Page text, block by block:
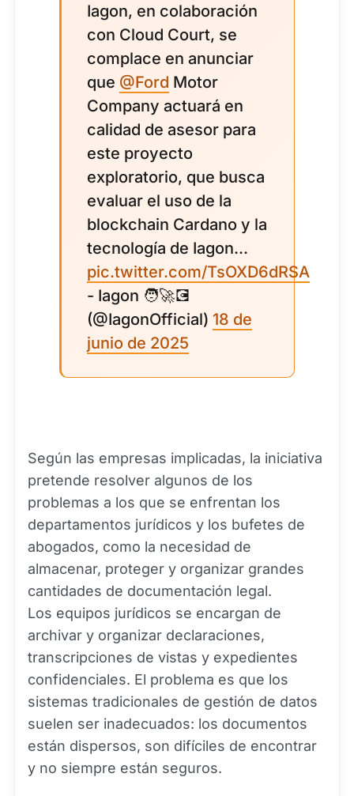
Iagon, en colaboración
con Cloud Court, se
complace en anunciar
que @Ford Motor
Company actuará en
calidad de asesor para
este proyecto
exploratorio, que busca
evaluar el uso de la
blockchain Cardano y la
tecnología de Iagon...
pic.twitter.com/TsOXD6dRSA
- Iagon 🧑‍🚀💽
(@IagonOfficial) 18 de
junio de 2025
Según las empresas implicadas, la iniciativa
pretende resolver algunos de los
problemas a los que se enfrentan los
departamentos jurídicos y los bufetes de
abogados, como la necesidad de
almacenar, proteger y organizar grandes
cantidades de documentación legal.
Los equipos jurídicos se encargan de
archivar y organizar declaraciones,
transcripciones de vistas y expedientes
confidenciales. El problema es que los
sistemas tradicionales de gestión de datos
suelen ser inadecuados: los documentos
están dispersos, son difíciles de encontrar
y no siempre están seguros.